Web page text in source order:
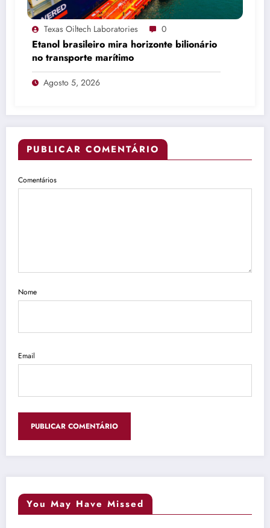
Texas Oiltech Laboratories 0
Etanol brasileiro mira horizonte bilionário
no transporte marítimo
Agosto 5, 2026
PUBLICAR COMENTÁRIO
Comentários
Nome
Email
You May Have Missed